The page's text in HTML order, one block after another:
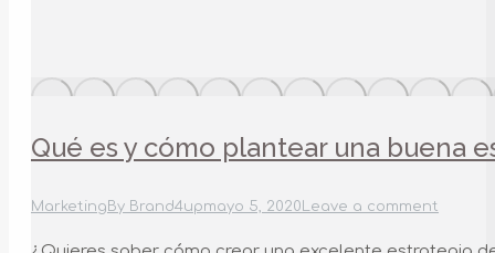
Qué es y cómo plantear una buena
Marketing By Brand4upmayo 5, 2020 Leave a comment